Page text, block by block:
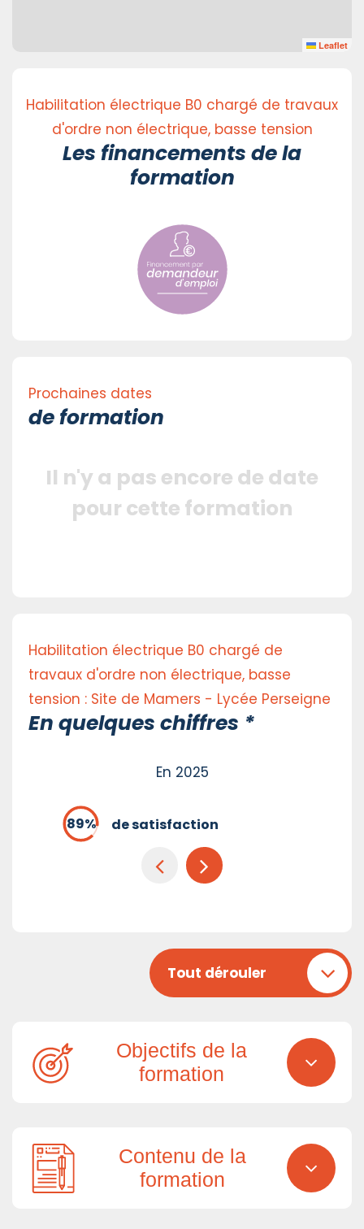
Leaflet
Habilitation électrique B0 chargé de travaux
d'ordre non électrique, basse tension
Les financements de la
formation
Prochaines dates
de formation
Il n'y a pas encore de date
pour cette formation
Habilitation électrique B0 chargé de
travaux d'ordre non électrique, basse
tension : Site de Mamers - Lycée Perseigne
En quelques chiffres *
En 2025
de satisfaction
Tout dérouler
Objectifs de la
formation
Contenu de la
formation